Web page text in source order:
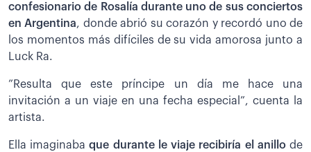
confesionario de Rosalía durante uno de sus conciertos
en Argentina, donde abrió su corazón y recordó uno de
los momentos más difíciles de su vida amorosa junto a
Luck Ra.
”Resulta que este príncipe un día me hace una
invitación a un viaje en una fecha especial”, cuenta la
artista.
Ella imaginabaque durante le viaje recibiría el anillode